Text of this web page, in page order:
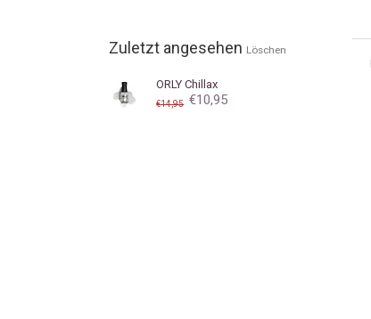
Zuletzt angesehen Löschen
ORLY Chillax
€14,95 €10,95